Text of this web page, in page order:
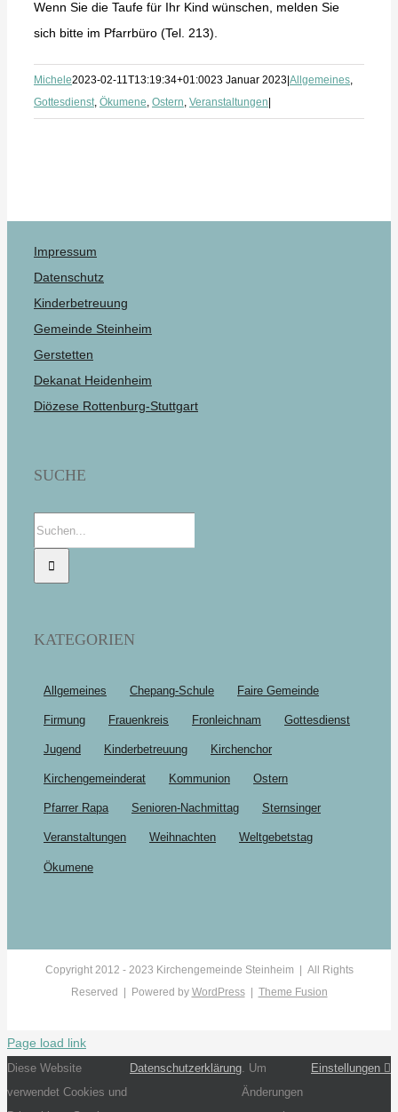
Wenn Sie die Taufe für Ihr Kind wünschen, melden Sie
sich bitte im Pfarrbüro (Tel. 213).
Michele2023-02-11T13:19:34+01:0023 Januar 2023 Allgemeines,
Gottesdienst, Ökumene, Ostern, Veranstaltungen
Impressum
Datenschutz
Kinderbetreuung
Gemeinde Steinheim
Gerstetten
Dekanat Heidenheim
Diözese Rottenburg-Stuttgart
SUCHE
Suche
nach:
KATEGORIEN
Allgemeines Chepang-Schule Faire Gemeinde
Firmung Frauenkreis Fronleichnam Gottesdienst
Jugend Kinderbetreuung Kirchenchor
Kirchengemeinderat Kommunion Ostern
Pfarrer Rapa Senioren-Nachmittag Sternsinger
Veranstaltungen Weihnachten Weltgebetstag
Ökumene
Copyright 2012 - 2023 Kirchengemeinde Steinheim | All Rights
Reserved | Powered by WordPress| Theme Fusion
Page load link
Diese Website
verwendet Cookies und
Datenschutzerklärung . Um
Änderungen
Einstellungen